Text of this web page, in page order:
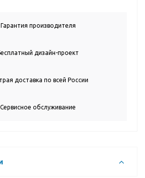
Гарантия производителя
дизайн-проект
доставка по всей России
Сервисное обслуживание